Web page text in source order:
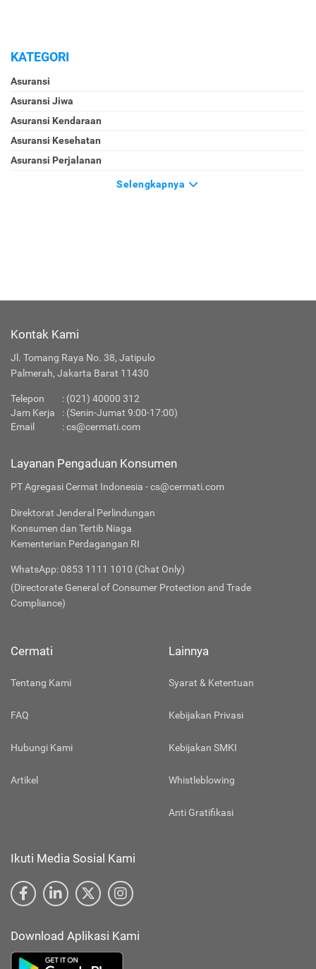
KATEGORI
Asuransi
Asuransi Jiwa
Asuransi Kendaraan
Asuransi Kesehatan
Asuransi Perjalanan
Selengkapnya
Kontak Kami
Jl. Tomang Raya No. 38, Jatipulo
Palmerah, Jakarta Barat 11430
Telepon : (021) 40000 312
Jam Kerja
: (Senin-Jumat 9:00-17:00)
Email
:cs@cermati.com
Layanan Pengaduan Konsumen
PT Agregasi Cermat Indonesia - cs@cermati.com
Direktorat Jenderal Perlindungan
Konsumen dan Tertib Niaga
Kementerian Perdagangan RI
WhatsApp: 0853 1111 1010 (Chat Only)
(Directorate General of Consumer Protection and Trade
Compliance)
Cermati
Tentang Kami
FAQ
Hubungi Kami
Artikel
Lainnya
Syarat & Ketentuan
Kebijakan Privasi
Kebijakan SMKI
Whistleblowing
Anti Gratifikasi
Ikuti Media Sosial Kami
Download Aplikasi Kami